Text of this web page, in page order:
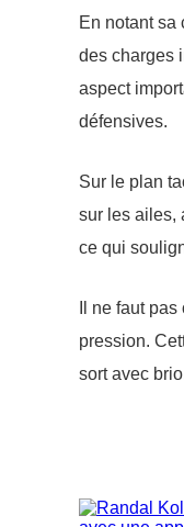
En notant sa
des charges
aspect
défensives.
Sur le plan
sur les ailes,
ce qui
Il ne faut
pression.
sort avec